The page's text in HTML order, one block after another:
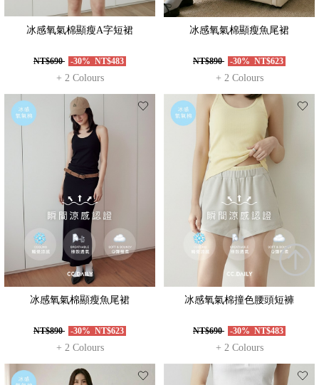
冰感氧氣棉顯瘦A字短裙
NT$690 -30% NT$483
+ 2 Colours
冰感氧氣棉顯瘦魚尾裙
NT$890 -30% NT$623
+ 2 Colours
冰感氧氣棉顯瘦魚尾裙
NT$890 -30% NT$623
+ 2 Colours
冰感氧氣棉撞色腰頭短褲
NT$690 -30% NT$483
+ 2 Colours